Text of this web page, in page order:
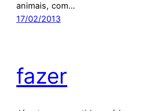
animais, com…
17/02/2013
fazer